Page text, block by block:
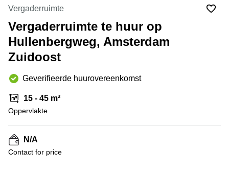
Hengelo
Hilversum
Hoofddorp
Deventer
Rotterdam
Tiel
Tilburg
Amsterdam
Westpoort
Bodegraven-
Reeuwijk
Business
center
Arnhem
center
Amsterdam
Westpoort
Business
Business
center
Vergaderruimte
Vergaderruimte te huur op
Hullenbergweg, Amsterdam
Zuidoost
Geverifieerde huurovereenkomst
15 - 45 m²
Oppervlakte
N/A
Contact for price